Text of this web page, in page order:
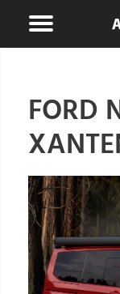
FORD